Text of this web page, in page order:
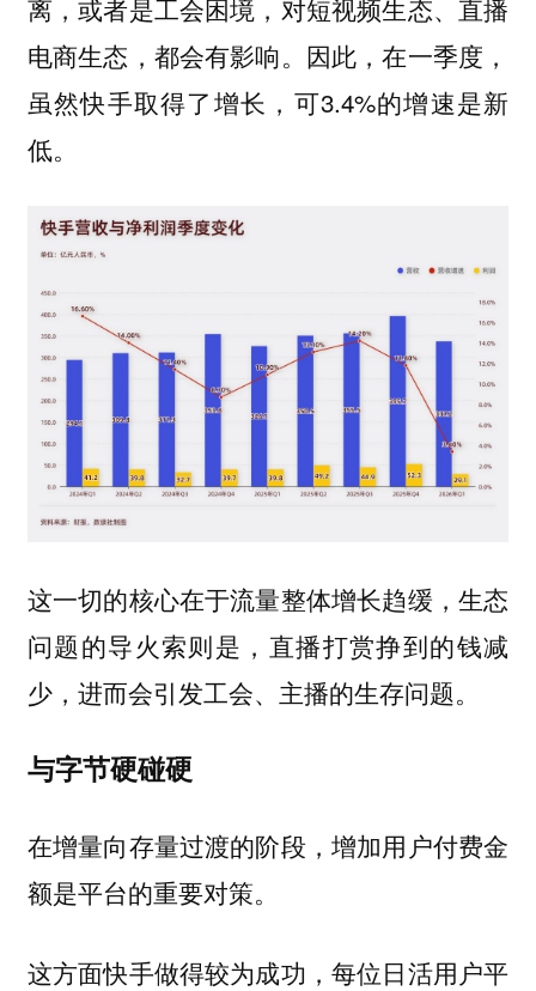
离，或者是工会困境，对短视频生态、直播
电商生态，都会有影响。因此，在一季度，
虽然快手取得了增长，可3.4%的增速是新
低。
这一切的核心在于流量整体增长趋缓，生态
问题的导火索则是，直播打赏挣到的钱减
少，进而会引发工会、主播的生存问题。
与字节硬碰硬
在增量向存量过渡的阶段，增加用户付费金
额是平台的重要对策。
这方面快手做得较为成功，每位日活用户平